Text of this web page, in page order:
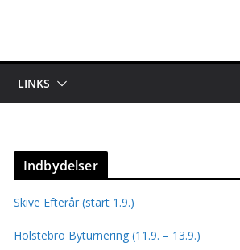
LINKS
Indbydelser
Skive Efterår (start 1.9.)
Holstebro Byturnering (11.9. – 13.9.)